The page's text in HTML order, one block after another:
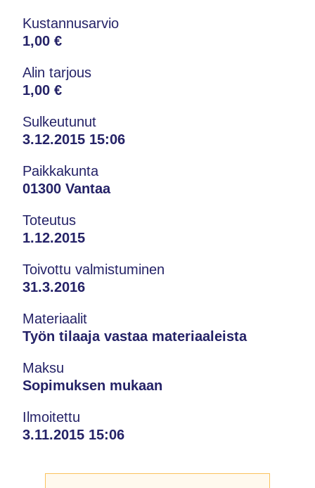
Kustannusarvio
1,00 €
Alin tarjous
1,00 €
Sulkeutunut
3.12.2015 15:06
Paikkakunta
01300 Vantaa
Toteutus
1.12.2015
Toivottu valmistuminen
31.3.2016
Materiaalit
Työn tilaaja vastaa materiaaleista
Maksu
Sopimuksen mukaan
Ilmoitettu
3.11.2015 15:06